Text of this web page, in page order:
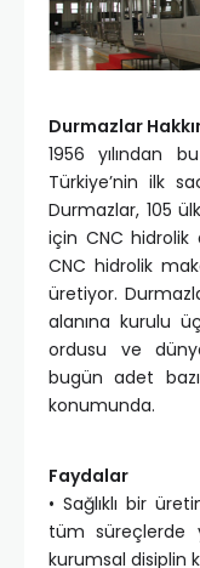
Durmazlar
1956 yılından
Türkiye’nin ilk
Durmazlar, 105
için CNC
CNC hidrolik
üretiyor.
alanına kurulu
ordusu ve
bugün adet
konumunda.
Faydalar
• Sağlıklı bir
tüm süreçlerde
kurumsal disiplin